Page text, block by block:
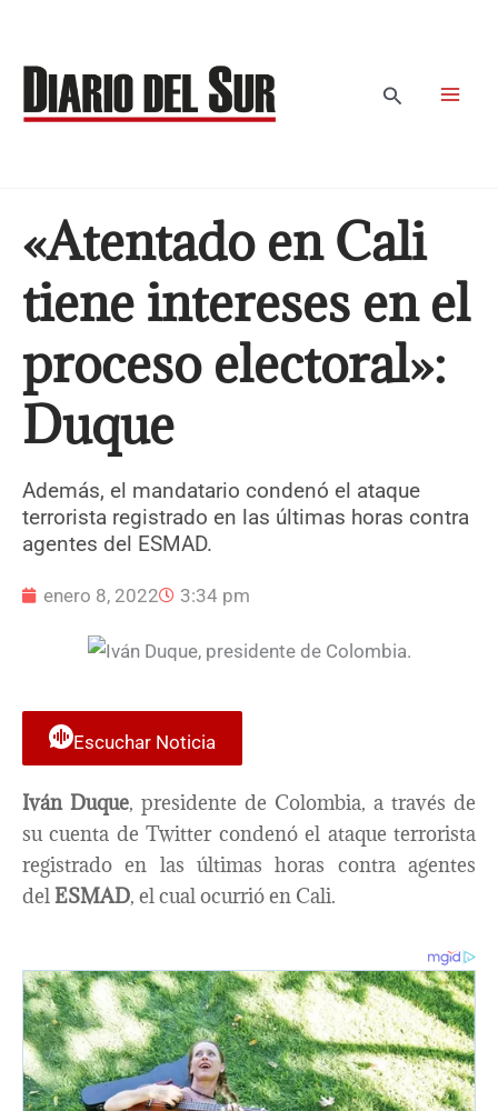
contenido
Buscar
«Atentado en Cali
tiene intereses en el
proceso electoral»:
Duque
Además, el mandatario condenó el ataque
terrorista registrado en las últimas horas contra
agentes del ESMAD.
enero 8, 2022 3:34 pm
Escuchar Noticia
Iván Duque, presidente de Colombia, a través de
su cuenta de Twitter condenó el ataque terrorista
registrado en las últimas horas contra agentes
del ESMAD, el cual ocurrió en Cali.